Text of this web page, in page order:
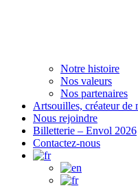
Notre histoire
Nos valeurs
Nos partenaires
Artsouilles, créateur de
Nous rejoindre
Billetterie – Envol 2026
Contactez-nous